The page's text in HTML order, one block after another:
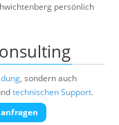
persönlich
, sondern auch
technischen Support.